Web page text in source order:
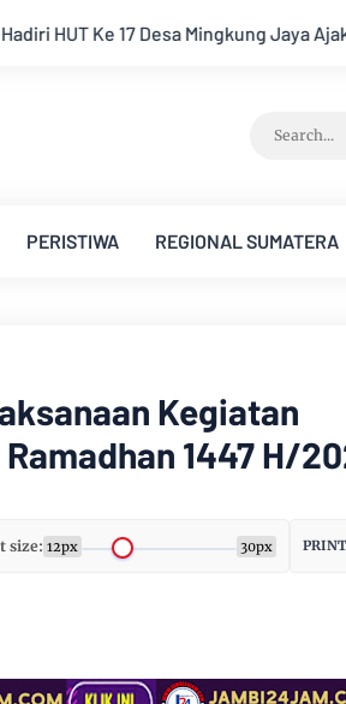
Ajak Warga Menuju Desa Mandiri 2026
PERISTIWA REGIONAL SUMATERA
Kegiatan
1447 H/
size: 12px 30px PRINT